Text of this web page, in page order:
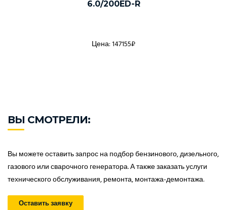
6.0/200ED-R
Цена: 147155₽
ВЫ СМОТРЕЛИ:
Вы можете оставить запрос на подбор бензинового, дизельного,
газового или сварочного генератора. А также заказать услуги
технического обслуживания, ремонта, монтажа-демонтажа.
Оставить заявку